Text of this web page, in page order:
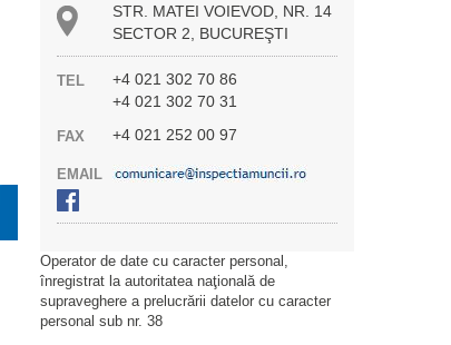
STR. MATEI VOIEVOD, NR. 14
SECTOR 2, BUCUREŞTI
TEL
+4 021 302 70 86
+4 021 302 70 31
FAX +4 021 252 00 97
EMAIL
Operator de date cu caracter personal,
înregistrat la autoritatea naţională de
supraveghere a prelucrării datelor cu caracter
personal sub nr. 38